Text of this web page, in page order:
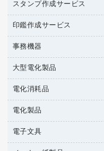
梱包用品
梱包用テープ
園芸用品
ペット用品
ソフトドリンク
コーヒーメーカー・備品
インスタントコーヒー
掃除用洗剤
洗濯用品
消臭・芳香剤
殺虫剤
飲食用消耗品
ハンドソープ・石鹸
ゴム印作成サービス
ゴム印（一行印）作成
ゴム印（フリーサイズ
スタンプ作成サービス
シヤチハタスタンプ作
カウネットスタンプ作
印鑑作成サービス
印鑑作成サービス
事務機器
大型シュレッダー（共配
レーザーポインター
ラミネートフィルム
ラミネータ
タイムレコーダー
大型電化製品
冷蔵庫・キッチン・調理
テレビ・ＡＶ機器
電化消耗品
電球・蛍光灯
乾電池・充電池
フィルム・カメラ用品
電化製品
掃除機・クリーナー
空調・季節家電
電子文具